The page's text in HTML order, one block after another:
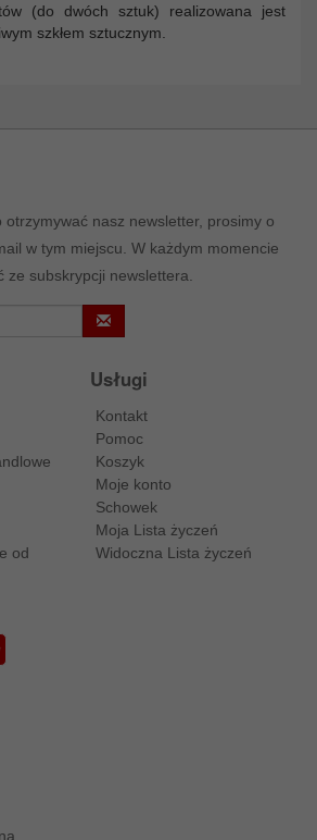
(do dwóch sztuk) realizowana jest
szkłem sztucznym.
otrzymywać nasz newsletter, prosimy o
w tym miejscu. W każdym momencie
ze subskrypcji newslettera.
od
Usługi
Kontakt
Pomoc
Koszyk
Moje konto
Schowek
Moja Lista życzeń
Widoczna Lista życzeń